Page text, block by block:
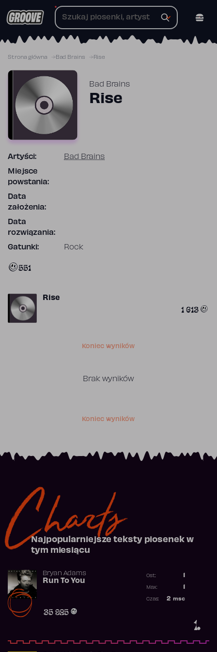
do
Strona główna Bad Brains Rise
Bad Brains
Rise
Artyści: Bad Brains
Miejsce
powstania:
Data
założenia:
Data
rozwiązania:
Gatunki: Rock
551
Rise
1 613
Koniec wyników
Brak wyników
Koniec wyników
Charts
Najpopularniejsze teksty piosenek w
tym miesiącu
1.
Bryan Adams
Run To You
35 925
Ost.:
Max:
2 msc
Czas: